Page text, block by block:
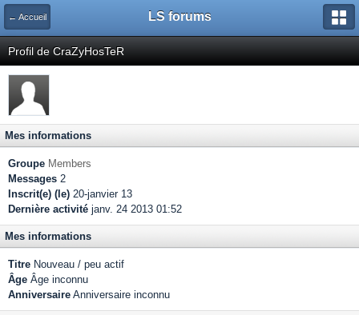
← Accueil LS forums
Profil de CraZyHosTeR
Mes informations
Groupe Members
Messages 2
Inscrit(e) (le) 20-janvier 13
Dernière activité janv. 24 2013 01:52
Mes informations
Titre Nouveau / peu actif
Âge Âge inconnu
Anniversaire Anniversaire inconnu